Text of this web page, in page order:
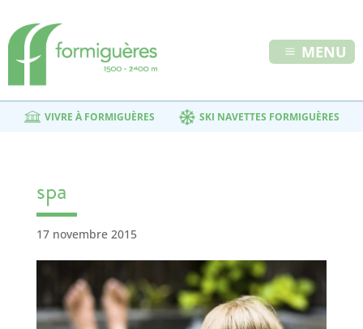
MENU
VIVRE À FORMIGUÈRES SKI NAVETTES FORMIGUÈRES
spa
17 novembre 2015